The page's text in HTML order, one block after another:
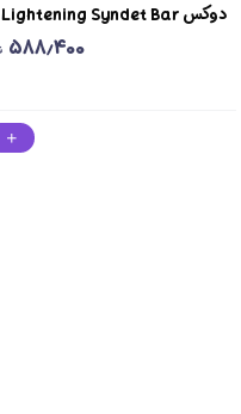
دوکس Lightening Syndet Bar
۵۸۸٫۴۰۰